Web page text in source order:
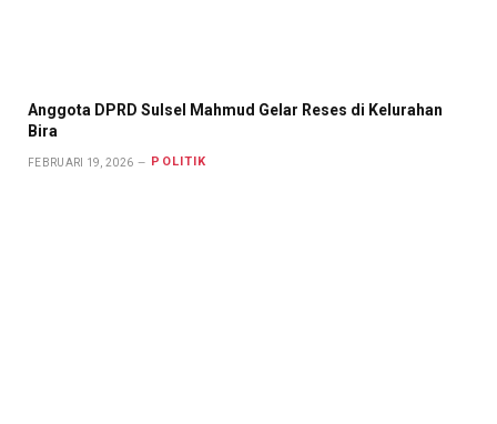
Anggota DPRD Sulsel Mahmud Gelar Reses di Kelurahan
Bira
FEBRUARI 19, 2026 POLITIK